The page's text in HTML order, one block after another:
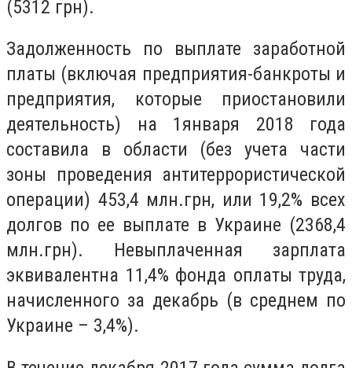
(5312 грн).
Задолженность по выплате заработной
платы (включая предприятия-банкроты и
предприятия, которые приостановили
деятельность) на 1января 2018 года
составила в области (без учета части
зоны проведения антитеррористической
операции) 453,4 млн.грн, или 19,2% всех
долгов по ее выплате в Украине (2368,4
млн.грн). Невыплаченная зарплата
эквивалентна 11,4% фонда оплаты труда,
начисленного за декабрь (в среднем по
Украине – 3,4%).